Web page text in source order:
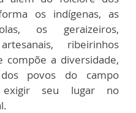
os indígenas, as
os geraizeiros,
ribeirinhos
a diversidade,
povos do campo
exigir seu lugar no